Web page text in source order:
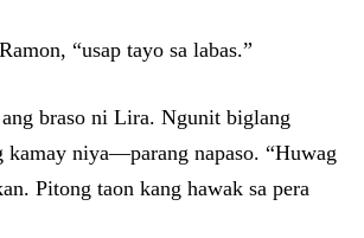
“usap tayo sa labas.”
braso ni Lira. Ngunit biglang
niya—parang napaso. “Huwag
Pitong taon kang hawak sa pera